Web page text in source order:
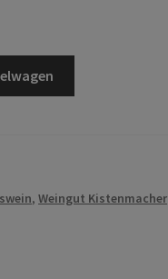
,Weingut Kistenmacher